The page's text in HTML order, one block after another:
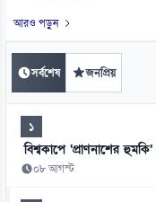
আরও পড়ুন
সর্বশেষ জনপ্রিয়
১
বিশ্বকাপে ‘প্রাণনাশের
০৮ আগস্ট